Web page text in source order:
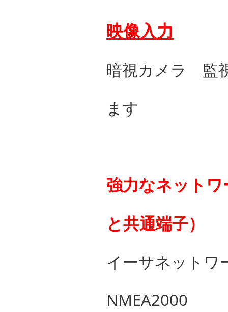
映像入力
暗視カメラ 監
ます
強力なネット
と共通端子）
イーサネット
NMEA2000